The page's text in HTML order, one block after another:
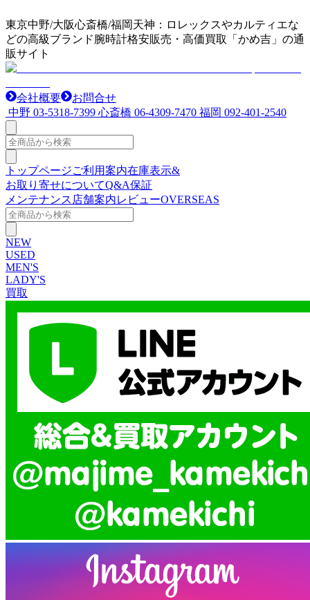
東京中野/大阪心斎橋/福岡天神：ロレックスやカルティエな
どの高級ブランド腕時計格安販売・高価買取「かめ吉」の通
販サイト
会社概要
お問合せ
中野 03-5318-7399 心斎橋 06-4309-7470 福岡 092-401-2540
トップページご利用案内在庫表示&
お取り寄せについてQ&A保証
メンテナンス 店舗案内レビューOVERSEAS
NEW
USED
MEN'S
LADY'S
買取